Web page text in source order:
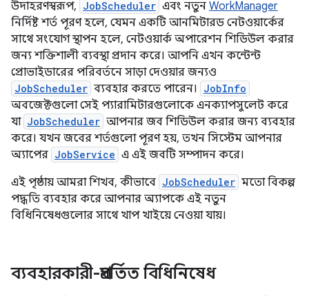
উদাহরণস্বরূপ, JobScheduler এবং নতুন WorkManager
নির্দিষ্ট শর্ত পূরণ হলে, যেমন একটি আনমিটারড নেটওয়ার্কের
সাথে সংযোগ স্থাপন হলে, নেটওয়ার্ক অপারেশন শিডিউল করার
জন্য শক্তিশালী ব্যবস্থা প্রদান করে। আপনি এখন কন্টেন্ট
প্রোভাইডারের পরিবর্তনে সাড়া দেওয়ার জন্যও
JobScheduler ব্যবহার করতে পারেন। JobInfo
অবজেক্টগুলো সেই প্যারামিটারগুলোকে এনক্যাপসুলেট করে
যা JobScheduler আপনার জব শিডিউল করার জন্য ব্যবহার
করে। যখন জবের শর্তগুলো পূরণ হয়, তখন সিস্টেম আপনার
অ্যাপের JobService এ এই জবটি সম্পাদন করে।
এই পৃষ্ঠায় আমরা শিখব, কীভাবে JobScheduler মতো বিকল্প
পদ্ধতি ব্যবহার করে আপনার অ্যাপকে এই নতুন
বিধিনিষেধগুলোর সাথে খাপ খাইয়ে নেওয়া যায়।
ব্যবহারকারী-প্রবর্তিত বিধিনিষেধ